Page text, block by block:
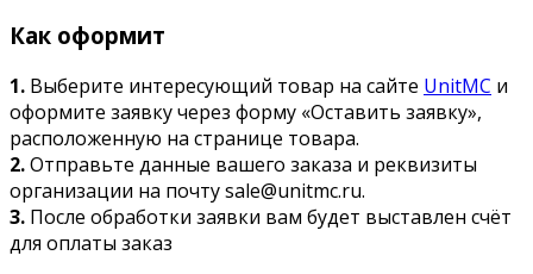
Как оформит
1. Выберите интересующий товар на сайте UnitMC и
оформите заявку через форму «Оставить заявку»,
расположенную на странице товара.
2.Отправьте данные вашего заказа и реквизиты
организации на почту sale@unitmc.ru.
3. После обработки заявки вам будет выставлен счёт
для оплаты заказ